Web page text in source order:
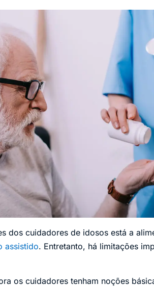
dos cuidadores de idosos está a
assistido. Entretanto, há limitações
os cuidadores tenham noções